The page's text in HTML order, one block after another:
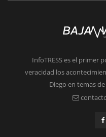
InfoTRESS es el primer
veracidad los
Diego en temas